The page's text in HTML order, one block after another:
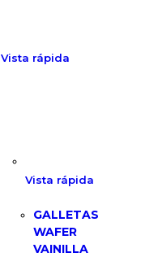
Vista rápida
Vista rápida
GALLETAS
WAFER
VAINILLA